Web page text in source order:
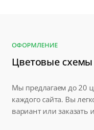
ОФОРМЛЕНИЕ
Цветовые схемы
Мы предлагаем до 20
каждого сайта. Вы
вариант или